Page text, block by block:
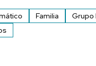
Familia Grupo